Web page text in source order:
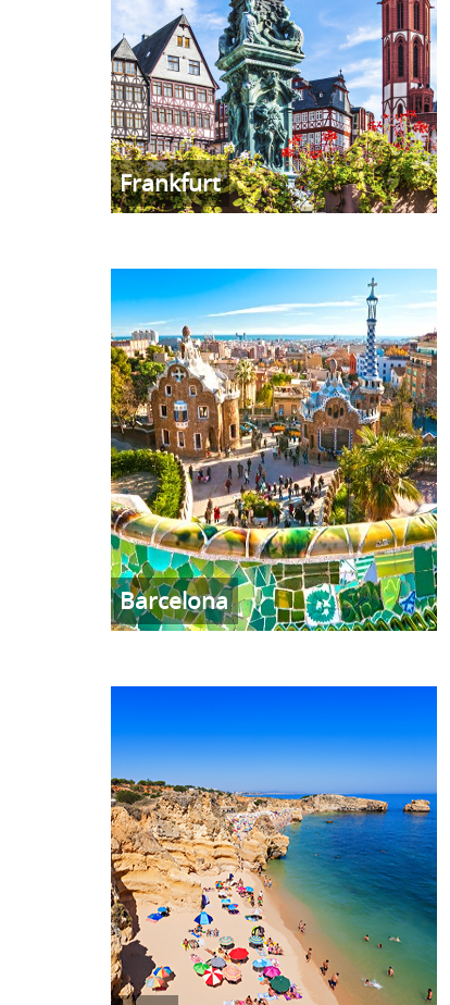
Frankfurt
Barcelona